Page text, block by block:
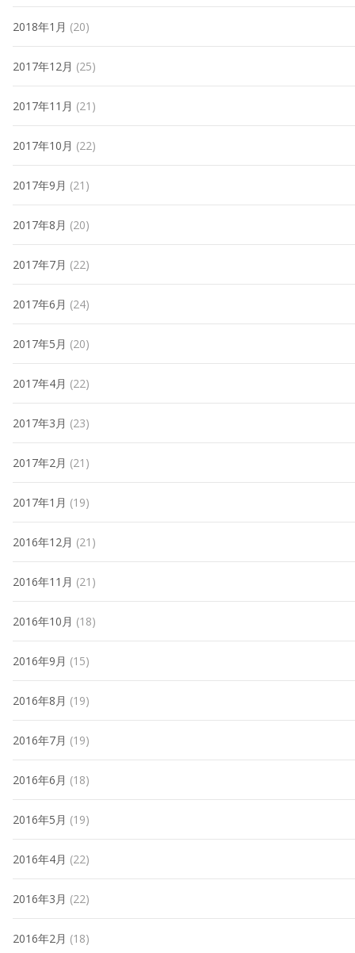
2018年1月 (20)
2017年12月 (25)
2017年11月 (21)
2017年10月 (22)
2017年9月 (21)
2017年8月 (20)
2017年7月 (22)
2017年6月 (24)
2017年5月 (20)
2017年4月 (22)
2017年3月 (23)
2017年2月 (21)
2017年1月 (19)
2016年12月 (21)
2016年11月 (21)
2016年10月 (18)
2016年9月 (15)
2016年8月 (19)
2016年7月 (19)
2016年6月 (18)
2016年5月 (19)
2016年4月 (22)
2016年3月 (22)
2016年2月 (18)